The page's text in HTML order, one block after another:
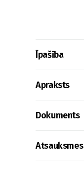
Īpašība
Apraksts
Dokuments
Atsauksmes